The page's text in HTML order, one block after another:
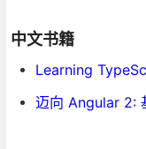
中文书籍
Learning
迈向 Angular 2: